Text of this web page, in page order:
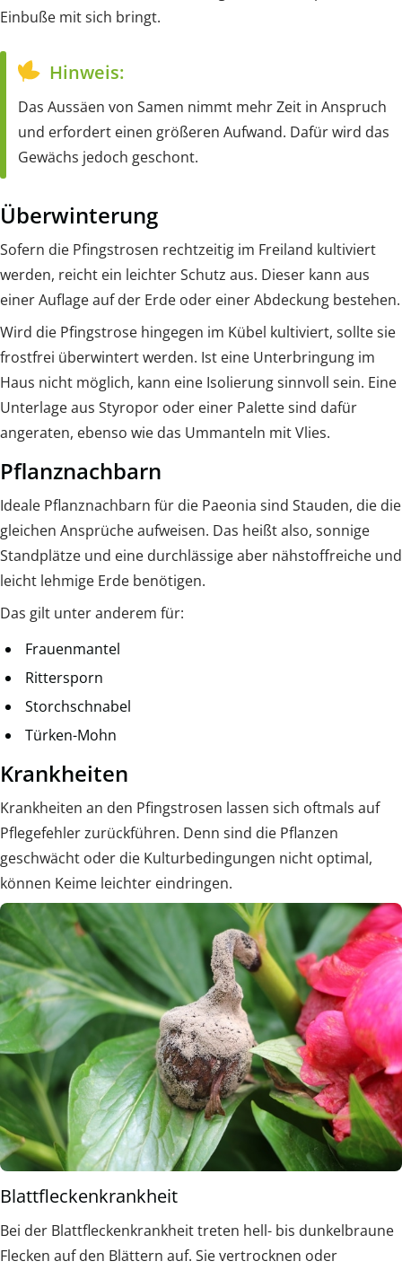
Einbuße mit sich bringt.
Hinweis:
Das Aussäen von Samen nimmt mehr Zeit in Anspruch
und erfordert einen größeren Aufwand. Dafür wird das
Gewächs jedoch geschont.
Überwinterung
Sofern die Pfingstrosen rechtzeitig im Freiland kultiviert
werden, reicht ein leichter Schutz aus. Dieser kann aus
einer Auflage auf der Erde oder einer Abdeckung bestehen.
Wird die Pfingstrose hingegen im Kübel kultiviert, sollte sie
frostfrei überwintert werden. Ist eine Unterbringung im
Haus nicht möglich, kann eine Isolierung sinnvoll sein. Eine
Unterlage aus Styropor oder einer Palette sind dafür
angeraten, ebenso wie das Ummanteln mit Vlies.
Pflanznachbarn
Ideale Pflanznachbarn für die Paeonia sind Stauden, die die
gleichen Ansprüche aufweisen. Das heißt also, sonnige
Standplätze und eine durchlässige aber nähstoffreiche und
leicht lehmige Erde benötigen.
Das gilt unter anderem für:
Frauenmantel
Rittersporn
Storchschnabel
Türken-Mohn
Krankheiten
Krankheiten an den Pfingstrosen lassen sich oftmals auf
Pflegefehler zurückführen. Denn sind die Pflanzen
geschwächt oder die Kulturbedingungen nicht optimal,
können Keime leichter eindringen.
Blattfleckenkrankheit
Bei der Blattfleckenkrankheit treten hell- bis dunkelbraune
Flecken auf den Blättern auf. Sie vertrocknen oder